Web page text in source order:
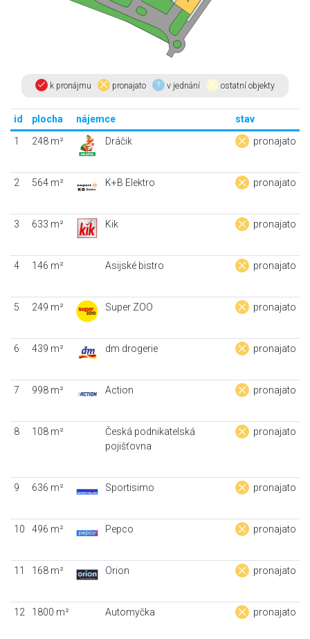
k pronájmu pronajato v jednání ostatní objekty
id plocha nájemce
stav
1
248 m² Dráčik pronajato
2 564 m² K+B Elektro pronajato
3 633 m² Kik pronajato
4 146 m² Asijské bistro pronajato
5 249 m² Super ZOO pronajato
6 439 m² dm drogerie pronajato
7 998 m² Action pronajato
8 108 m²
Česká podnikatelská
pojišťovna
pronajato
9 636 m² Sportisimo pronajato
10 496 m² Pepco pronajato
11 168 m² Orion pronajato
12 1800 m² Automyčka pronajato